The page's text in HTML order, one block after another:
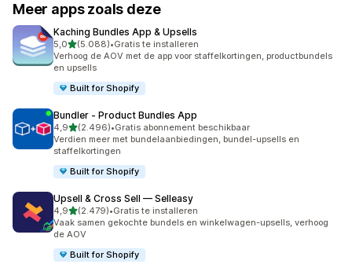
Meer apps zoals deze
Kaching Bundles App & Upsells
5,0van 5 sterren
(5.088)
5088 recensies in totaal
•Gratis te installeren
Verhoog de AOV met de app voor staffelkortingen, productbundels
en upsells
Built for Shopify
Bundler ‑ Product Bundles App
4,9van 5 sterren
(2.496)
2496 recensies in totaal
•Gratis abonnement beschikbaar
Verdien meer met bundelaanbiedingen, bundel-upsells en
staffelkortingen
Built for Shopify
Upsell & Cross Sell — Selleasy
4,9van 5 sterren
(2.479)
2479 recensies in totaal
•Gratis te installeren
Vaak samen gekochte bundels en winkelwagen-upsells, verhoog
de AOV
Built for Shopify